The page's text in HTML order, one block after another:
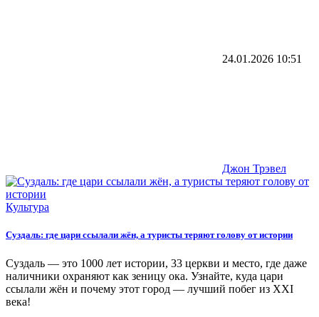
24.01.2026 10:51
Джон Трэвел
Культура
Суздаль: где цари ссылали жён, а туристы теряют голову от истории
Суздаль — это 1000 лет истории, 33 церкви и место, где даже
наличники охраняют как зеницу ока. Узнайте, куда цари
ссылали жён и почему этот город — лучший побег из XXI
века!